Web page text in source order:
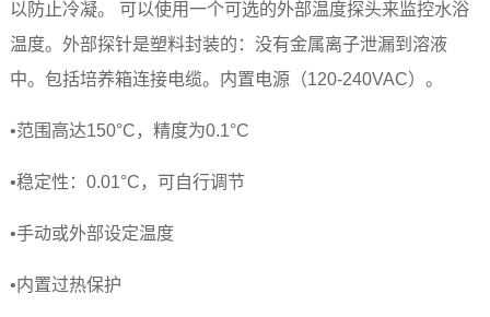
以防止冷凝。 可以使用一个可选的外部温度探头来监控水浴
温度。外部探针是塑料封装的：没有金属离子泄漏到溶液
中。包括培养箱连接电缆。内置电源（120-240VAC）。
•范围高达150°C，精度为0.1°C
•稳定性：0.01°C，可自行调节
•手动或外部设定温度
•内置过热保护